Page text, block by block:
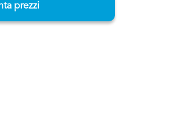
prezzi